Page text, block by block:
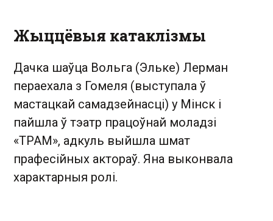
Жыццёвыя катаклізмы
Дачка шаўца Вольга (Эльке) Лерман
пераехала з Гомеля (выступала ў
мастацкай самадзейнасці) у Мінск і
пайшла ў тэатр працоўнай моладзі
«ТРАМ», адкуль выйшла шмат
прафесійных актораў. Яна выконвала
характарныя ролі.